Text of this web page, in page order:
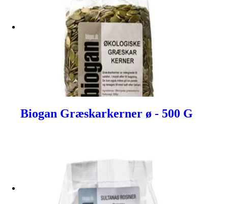
Biogan Græskarkerner ø - 500 G